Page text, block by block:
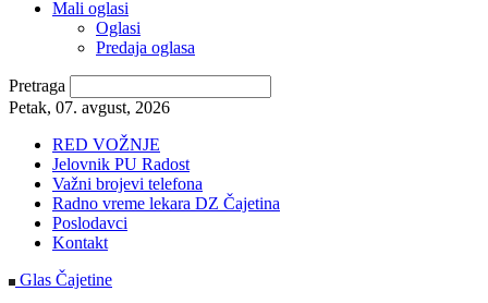
Mali oglasi
Oglasi
Predaja oglasa
Pretraga
Petak, 07. avgust, 2026
RED VOŽNJE
Jelovnik PU Radost
Važni brojevi telefona
Radno vreme lekara DZ Čajetina
Poslodavci
Kontakt
Glas Čajetine